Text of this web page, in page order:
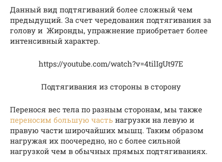
Данный вид подтягиваний более сложный чем
предыдущий. За счет чередования подтягивания за
голову и Жиронды, упражнение приобретает более
интенсивный характер.
https://youtube.com/watch?v=4tilIgUt97E
Подтягивания из стороны в сторону
Перенося вес тела по разным сторонам, мы также
переносим большую часть нагрузки на левую и
правую части широчайших мышц. Таким образом
нагружая их поочередно, но с более сильной
нагрузкой чем в обычных прямых подтягиваниях.